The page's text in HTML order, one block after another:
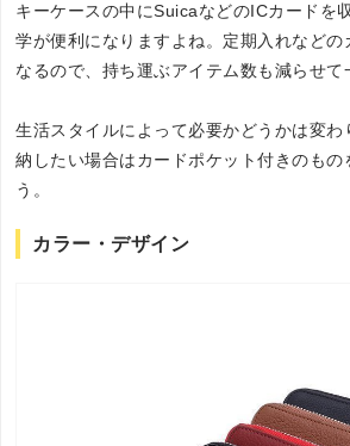
キーケースの中にSuicaなどのICカードを
学が便利になりますよね。定期入れなどの
なるので、持ち運ぶアイテム数も減らせて
生活スタイルによって必要かどうかは変わ
納したい場合はカードポケット付きのもの
う。
カラー・デザイン